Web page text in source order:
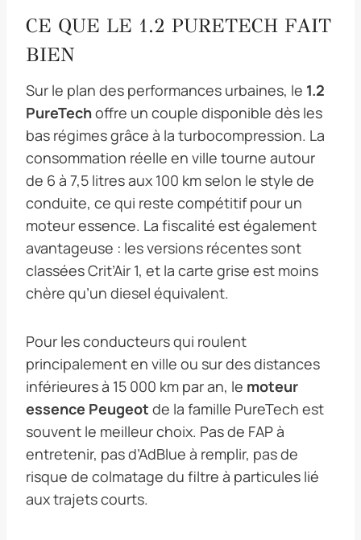
CE QUE LE 1.2 PURETECH FAIT
BIEN
Sur le plan des performances urbaines, le 1.2
PureTechoffre un couple disponible dès les
bas régimes grâce à la turbocompression. La
consommation réelle en ville tourne autour
de 6 à 7,5 litres aux 100 km selon le style de
conduite, ce qui reste compétitif pour un
moteur essence. La fiscalité est également
avantageuse : les versions récentes sont
classées Crit’Air 1, et la carte grise est moins
chère qu’un diesel équivalent.
Pour les conducteurs qui roulent
principalement en ville ou sur des distances
inférieures à 15 000 km par an, le moteur
essence Peugeot de la famille PureTech est
souvent le meilleur choix. Pas de FAP à
entretenir, pas d’AdBlue à remplir, pas de
risque de colmatage du filtre à particules lié
aux trajets courts.